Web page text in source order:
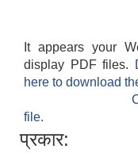
It appears your
display PDF files.
here to download
file.
प्रकार: